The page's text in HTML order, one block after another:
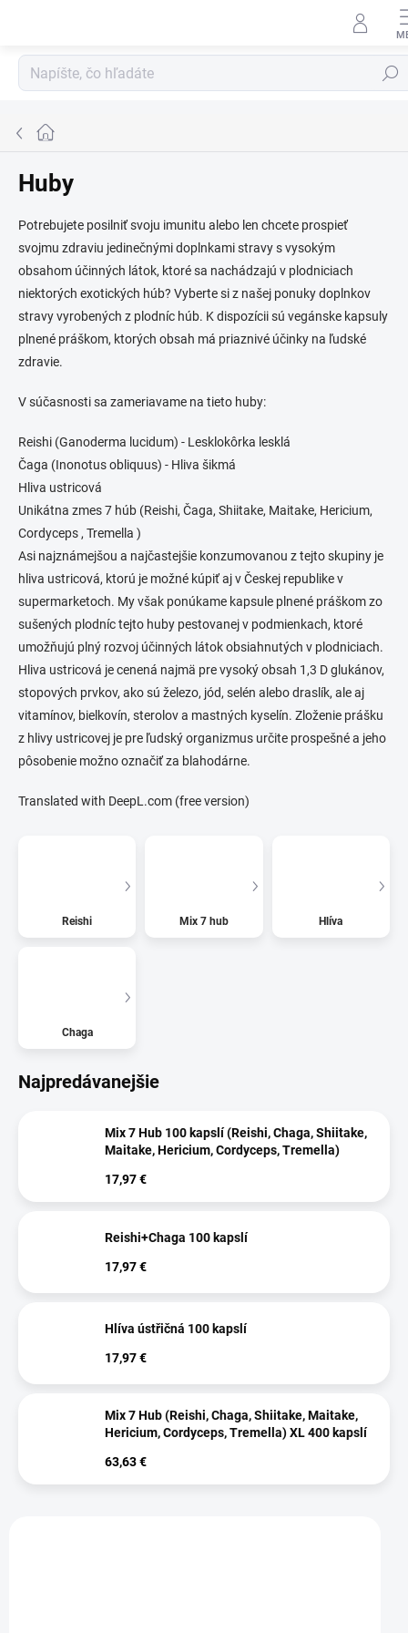
Hľadať
Domov
Huby
Potrebujete posilniť svoju imunitu alebo len chcete prospieť
svojmu zdraviu jedinečnými doplnkami stravy s vysokým
obsahom účinných látok, ktoré sa nachádzajú v plodniciach
niektorých exotických húb? Vyberte si z našej ponuky doplnkov
stravy vyrobených z plodníc húb. K dispozícii sú vegánske kapsuly
plnené práškom, ktorých obsah má priaznivé účinky na ľudské
zdravie.
V súčasnosti sa zameriavame na tieto huby:
Reishi (Ganoderma lucidum) - Lesklokôrka lesklá
Čaga (Inonotus obliquus) - Hliva šikmá
Hliva ustricová
Unikátna zmes 7 húb (Reishi, Čaga, Shiitake, Maitake, Hericium,
Cordyceps , Tremella )
Asi najznámejšou a najčastejšie konzumovanou z tejto skupiny je
hliva ustricová, ktorú je možné kúpiť aj v Českej republike v
supermarketoch. My však ponúkame kapsule plnené práškom zo
sušených plodníc tejto huby pestovanej v podmienkach, ktoré
umožňujú plný rozvoj účinných látok obsiahnutých v plodniciach.
Hliva ustricová je cenená najmä pre vysoký obsah 1,3 D glukánov,
stopových prvkov, ako sú železo, jód, selén alebo draslík, ale aj
vitamínov, bielkovín, sterolov a mastných kyselín. Zloženie prášku
z hlivy ustricovej je pre ľudský organizmus určite prospešné a jeho
pôsobenie možno označiť za blahodárne.
Translated with DeepL.com (free version)
Reishi Mix 7 hub Hlíva
Chaga
Najpredávanejšie
Mix 7 Hub 100 kapslí (Reishi, Chaga, Shiitake,
Maitake, Hericium, Cordyceps, Tremella)
17,97 €
Reishi+Chaga 100 kapslí
17,97 €
Hlíva ústřičná 100 kapslí
17,97 €
Mix 7 Hub (Reishi, Chaga, Shiitake, Maitake,
Hericium, Cordyceps, Tremella) XL 400 kapslí
63,63 €